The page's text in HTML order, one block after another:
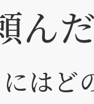
ん
にはど